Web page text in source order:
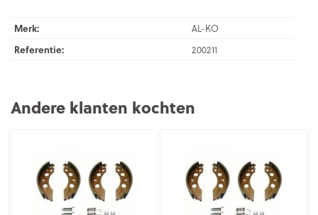
Merk:
AL-KO
Referentie:
200211
Andere klanten kochten